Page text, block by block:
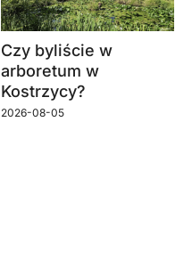
Czy byliście w
arboretum w
Kostrzycy?
2026-08-05